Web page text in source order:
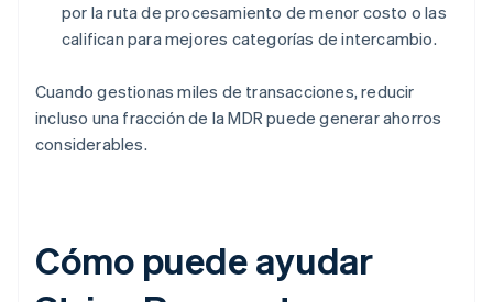
por la ruta de procesamiento de menor costo o las
califican para mejores categorías de intercambio.
Cuando gestionas miles de transacciones, reducir
incluso una fracción de la MDR puede generar ahorros
considerables.
Cómo puede ayudar